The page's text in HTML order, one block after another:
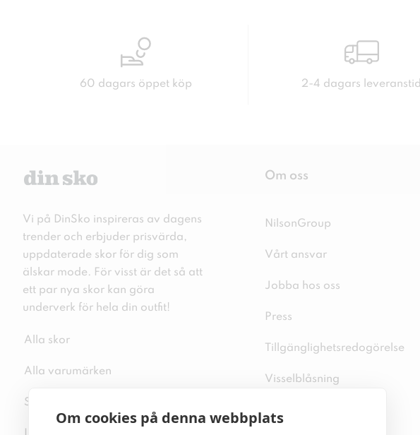
Om cookies på denna webbplats
60 dagars öppet köp 2-4 dagars leveranstid
Vi på DinSko inspireras av dagens
trender och erbjuder prisvärda,
uppdaterade skor för dig som
älskar mode. För visst är det så att
ett par nya skor kan göra
underverk för hela din outfit!
Alla skor
Alla varumärken
Sitemap
Om oss
NilsonGroup
Vårt ansvar
Jobba hos oss
Press
Tillgänglighetsredogörelse
Visselblåsning